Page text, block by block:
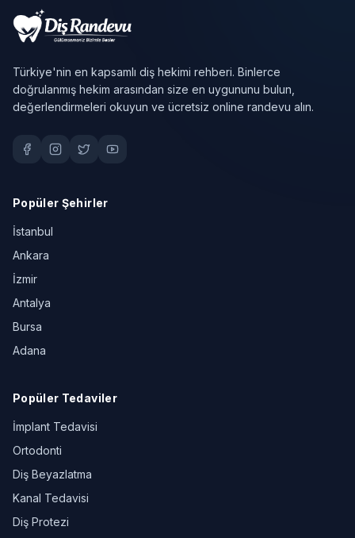
Türkiye'nin en kapsamlı diş hekimi rehberi. Binlerce
doğrulanmış hekim arasından size en uygununu bulun,
değerlendirmeleri okuyun ve ücretsiz online randevu alın.
Popüler Şehirler
İstanbul
Ankara
İzmir
Antalya
Bursa
Adana
Popüler Tedaviler
İmplant Tedavisi
Ortodonti
Diş Beyazlatma
Kanal Tedavisi
Diş Protezi